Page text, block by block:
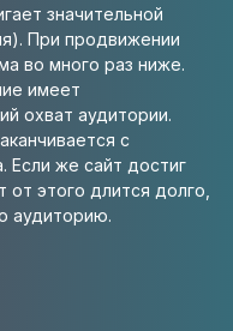
значительной
При продвижении
во много раз ниже.
имеет
охват аудитории.
с
Если же сайт достиг
от этого длится долго,
аудиторию.